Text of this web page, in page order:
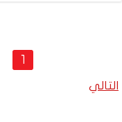
navigation
Page
1
Posts
التالي